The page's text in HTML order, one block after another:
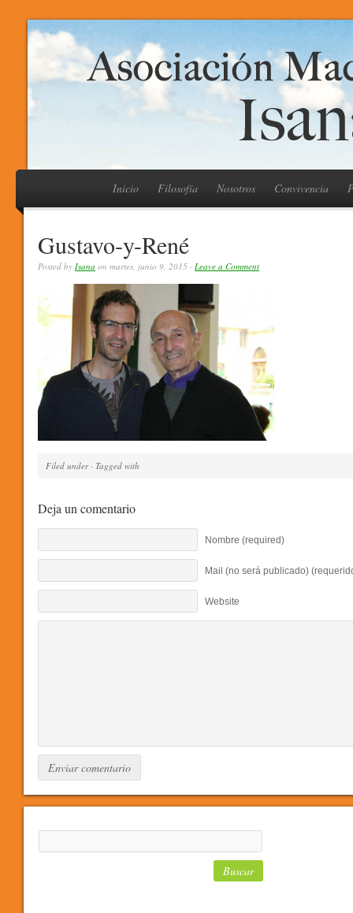
Inicio Filosofía Nosotros Convivencia
Gustavo-y-René
Posted by Isana on martes, junio 9, 2015 · Leave a Comment
Filed under · Tagged with
Deja un comentario
Nombre (required)
Mail (no será publicado)
Website